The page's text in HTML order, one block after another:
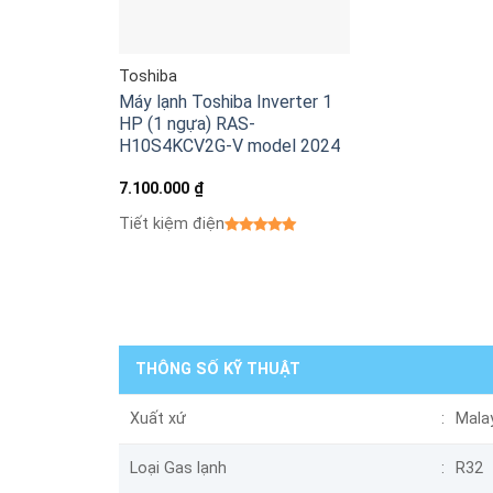
Toshiba
Máy lạnh Toshiba Inverter 1
HP (1 ngựa) RAS-
H10S4KCV2G-V model 2024
7.100.000 ₫
Tiết kiệm điện
THÔNG SỐ KỸ THUẬT
Xuất xứ
Loại Gas lạnh R32